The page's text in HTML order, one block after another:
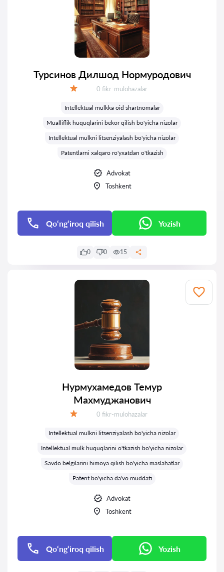
Турсинов Дилшод Нормуродович
Fikrlar:
0 fikr-mulohazalar
Intellektual mulkka oid shartnomalar
Mualliflik huquqlarini bekor qilish bo'yicha nizolar
Intellektual mulkni litsenziyalash bo'yicha nizolar
Patentlarni xalqaro ro'yxatdan o'tkazish
Advokat
Toshkent
Qo‘ng‘iroq qilish Yozish
0 0 15
Нурмухамедов Темур
Махмуджанович
Fikrlar:
0 fikr-mulohazalar
Intellektual mulkni litsenziyalash bo'yicha nizolar
Intellektual mulk huquqlarini o'tkazish bo'yicha nizolar
Savdo belgilarini himoya qilish bo'yicha maslahatlar
Patent bo'yicha da'vo muddati
Advokat
Toshkent
Qo‘ng‘iroq qilish Yozish